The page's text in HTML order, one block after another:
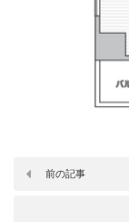
前の記事